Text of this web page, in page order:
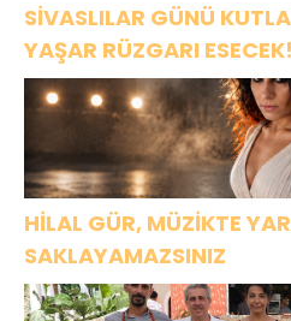
SİVASLILAR GÜNÜ
YAŞAR RÜZGARI ESECEK!
HİLAL GÜR, MÜZİKTE
SAKLAYAMAZSINIZ